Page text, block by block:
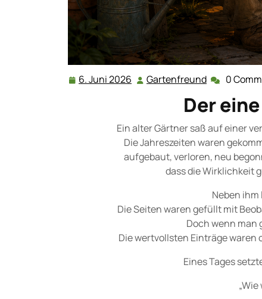
6. Juni 2026 6. Gartenfreund 0
Der
Ein alter Gärtner saß auf einer
Die Jahreszeiten waren
aufgebaut, verloren, neu
dass die Wirklichkeit
Neben
Die Seiten waren gefüllt mit
Doch wenn man
Die wertvollsten Einträge
Eines Tages